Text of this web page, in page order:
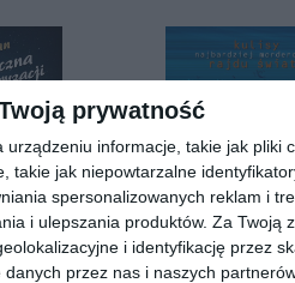
prywatność
informacje, takie jak pliki
takie jak niepowtarzalne
spersonalizowanych reklam i
i ulepszania produktów. Za Twoją
i identyfikację przez
przez nas i naszych